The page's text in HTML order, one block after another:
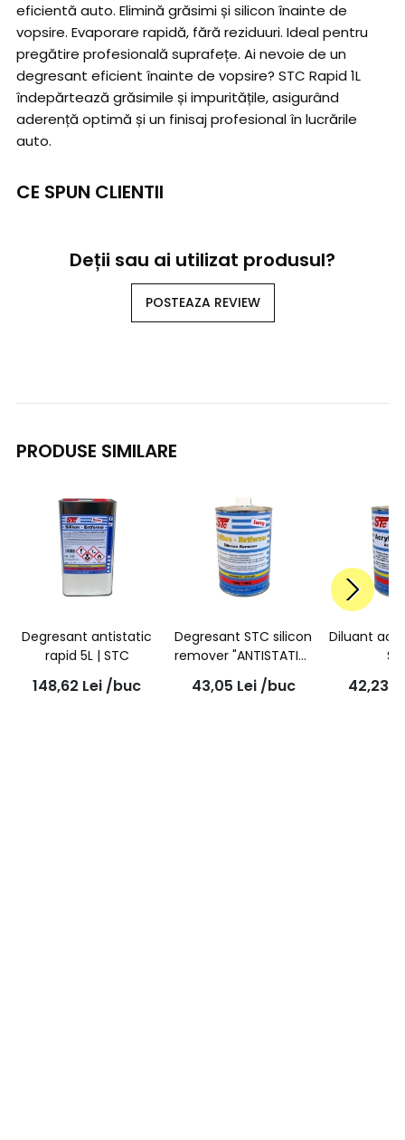
eficientă auto. Elimină grăsimi și silicon înainte de
vopsire. Evaporare rapidă, fără reziduuri. Ideal pentru
pregătire profesională suprafețe. Ai nevoie de un
degresant eficient înainte de vopsire? STC Rapid 1L
îndepărtează grăsimile și impuritățile, asigurând
aderență optimă și un finisaj profesional în lucrările
auto.
CE SPUN CLIENTII
Deții sau ai utilizat produsul?
POSTEAZA REVIEW
PRODUSE SIMILARE
Degresant antistatic
rapid 5L | STC
148,62 Lei /buc
Degresant STC silicon
remover "ANTISTATIC"
Lent, 1L
43,05 Lei /buc
Diluant
42,23